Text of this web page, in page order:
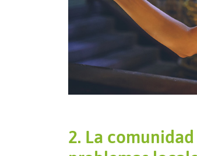
2. La